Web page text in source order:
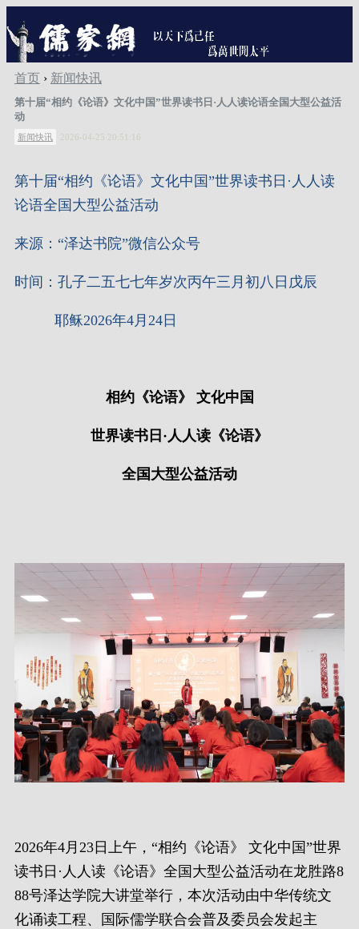
首页 › 新闻快讯
第十届“相约《论语》文化中国”世界读书日·人人读论语全国大型公益活
动
新闻快讯 2026-04-25 20:51:16
第十届“相约《论语》文化中国”世界读书日·人人读
论语全国大型公益活动
来源：“泽达书院”微信公众号
时间：孔子二五七七年岁次丙午三月初八日戊辰
耶稣2026年4月24日
相约《论语》 文化中国
世界读书日·人人读《论语》
全国大型公益活动
2026年4月23日上午，“相约《论语》 文化中国”世界
读书日·人人读《论语》全国大型公益活动在龙胜路8
88号泽达学院大讲堂举行，本次活动由中华传统文
化诵读工程、国际儒学联合会普及委员会发起主